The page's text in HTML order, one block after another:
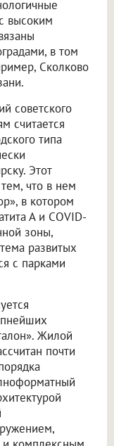
высоким
в том
Сколково
советского
считается
типа
Этот
что в нем
в котором
А и COVID-
зоны,
развитых
с парками
Жилой
почти